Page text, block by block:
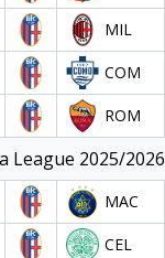
MIL
COM
ROM
League 2025/2026
MAC
CEL